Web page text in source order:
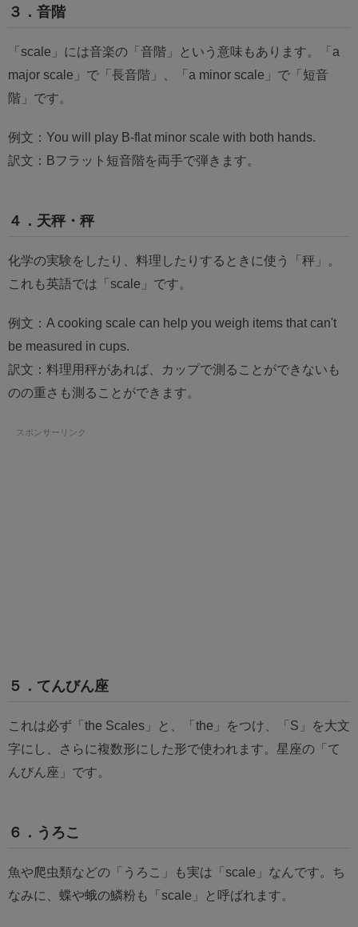
３．音階
「scale」には音楽の「音階」という意味もあります。「a
major scale」で「長音階」、「a minor scale」で「短音
階」です。
例文：You will play B-flat minor scale with both hands.
訳文：Bフラット短音階を両手で弾きます。
４．天秤・秤
化学の実験をしたり、料理したりするときに使う「秤」。
これも英語では「scale」です。
例文：A cooking scale can help you weigh items that can't
be measured in cups.
訳文：料理用秤があれば、カップで測ることができないも
のの重さも測ることができます。
スポンサーリンク
５．てんびん座
これは必ず「the Scales」と、「the」をつけ、「S」を大文
字にし、さらに複数形にした形で使われます。星座の「て
んびん座」です。
６．うろこ
魚や爬虫類などの「うろこ」も実は「scale」なんです。ち
なみに、蝶や蛾の鱗粉も「scale」と呼ばれます。